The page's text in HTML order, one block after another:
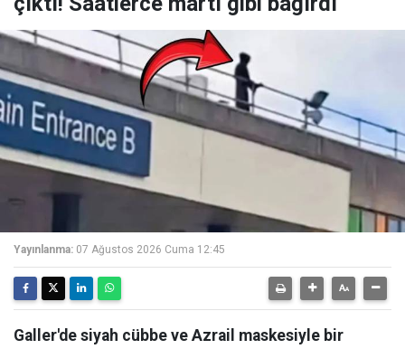
Yayınlanma: 07 Ağustos 2026 Cuma 12:45
Galler'de siyah cübbe ve Azrail maskesiyle bir